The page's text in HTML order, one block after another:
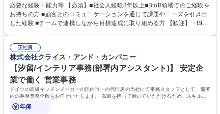
セールスをつなぐ役割として、 適切なタイミングで顧客とコミュニケーシ
ョンを取りながら、受注につながる商談機会の最大化を目指します。 【具
体的な仕事内容】 リードへの電話・メールによるアプローチ/リードナー
実行/フィールドセールスへの案件連携 募集職種 ★【未経験歓迎】AIで製
造業の未来を変えるインサイドセールス
必要な経験・能力等 【必須】■社会人経験3年以上■BtoB領域でのご経験を
お持ちの方 ■顧客とのコミュニケーションを通じて課題やニーズを引き出
した経験 ■チームで連携しながら目標達成に取り組める方 【歓迎】・BtoB
企画・実行経験 ・CRM・リードナーチャリングに関する知見 ・データを
もとに営業プロセスを改善した経験 学歴・資格 学歴：大学院 大学 高専 短
大 専修学校 高校 語学力： 資格：
正社員
株式会社クライス・アンド・カンパニー
【汐留/インテリア事務(部署内アシスタント)】 安定企
業で働く 営業事務
ドイツの高級キッチンメーカーの国内唯一の代理店の当社にて事務スタッフとして、部署
内の事務業務全般をお任せいたします。 裁量を持って働いていただけるため、スキルア
ップも可能です。
年俸